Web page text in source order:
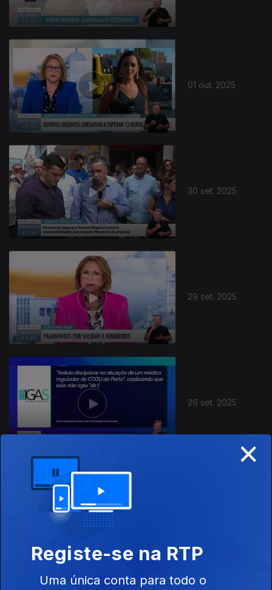
01 out. 2025
30 set. 2025
29 set. 2025
26 set. 2025
×
Registe-se na RTP
Uma única conta para todo o